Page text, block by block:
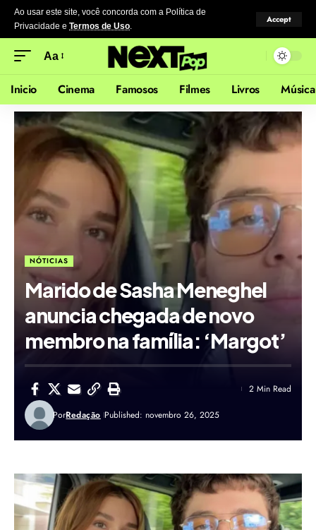
Ao usar este site, você concorda com a Política de
Privacidade e Termos de Uso.
Accept
Aa
Inicio Cinema Famosos Filmes Livros Música
NÓTICIAS
Marido de Sasha Meneghel
anuncia chegada de novo
membro na família: ‘Margot’
PorRedação Published: novembro 26, 2025
2 Min Read